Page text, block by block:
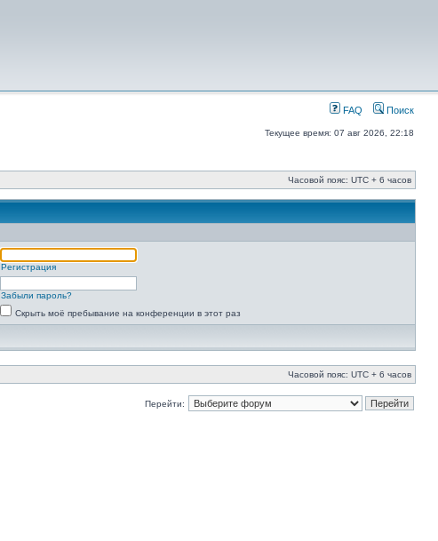
FAQ Поиск
Текущее время: 07 авг 2026, 22:18
Часовой пояс: UTC + 6 часов
Регистрация
Забыли пароль?
Скрыть моё пребывание на конференции в этот раз
Часовой пояс: UTC + 6 часов
Перейти: